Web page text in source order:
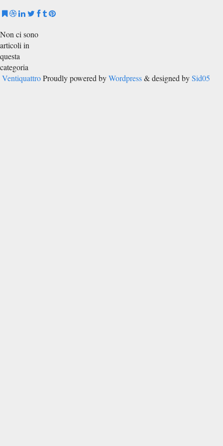
Non ci sono
articoli in
questa
categoria
Ventiquattro Proudly powered byWordpress& designed bySid05